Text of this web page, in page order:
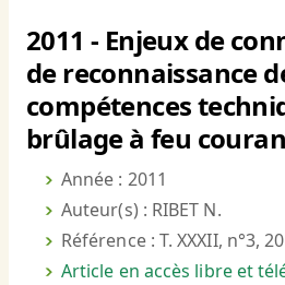
2011 - Enjeux de
de reconnaissance
compétences
brûlage à feu
Année : 2011
Auteur(s) : RIBET N.
Référence : T. XXXII, n°3,
Article en accès libre et